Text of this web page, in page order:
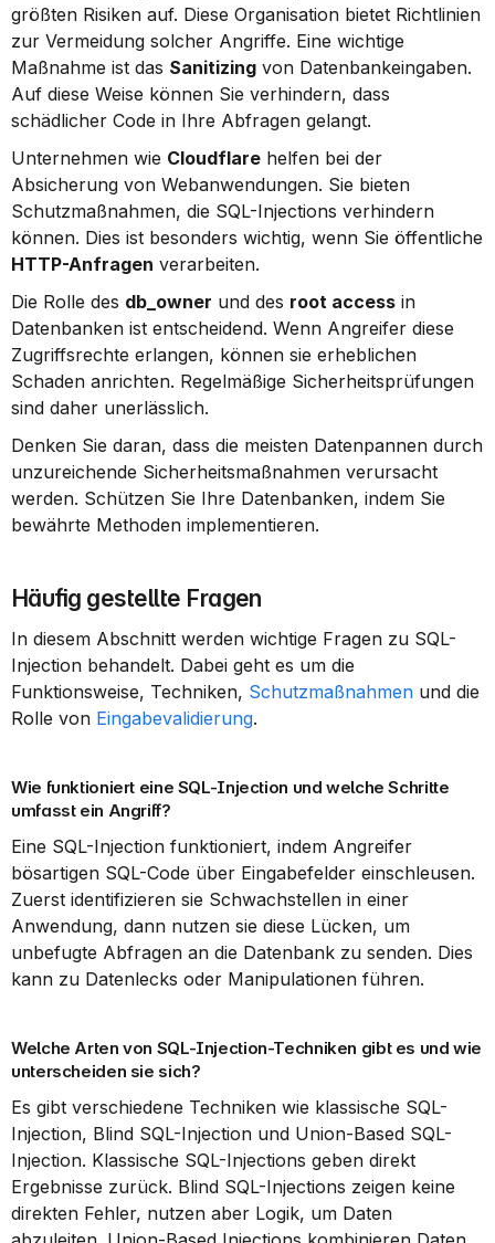
größten Risiken auf. Diese Organisation bietet Richtlinien
zur Vermeidung solcher Angriffe. Eine wichtige
Maßnahme ist das Sanitizing von Datenbankeingaben.
Auf diese Weise können Sie verhindern, dass
schädlicher Code in Ihre Abfragen gelangt.
Unternehmen wie Cloudflare helfen bei der
Absicherung von Webanwendungen. Sie bieten
Schutzmaßnahmen, die SQL-Injections verhindern
HTTP-Anfragen verarbeiten.
Die Rolle des db_owner und des root access in
Datenbanken ist entscheidend. Wenn Angreifer diese
Zugriffsrechte erlangen, können sie erheblichen
Schaden anrichten. Regelmäßige Sicherheitsprüfungen
sind daher unerlässlich.
Denken Sie daran, dass die meisten Datenpannen durch
unzureichende Sicherheitsmaßnahmen verursacht
werden. Schützen Sie Ihre Datenbanken, indem Sie
bewährte Methoden implementieren.
Häufig gestellte Fragen
In diesem Abschnitt werden wichtige Fragen zu SQL-
Injection behandelt. Dabei geht es um die
Funktionsweise, Techniken, Schutzmaßnahmen und die
Rolle von Eingabevalidierung.
Wie funktioniert eine SQL-Injection und welche Schritte
umfasst ein Angriff?
Eine SQL-Injection funktioniert, indem Angreifer
bösartigen SQL-Code über Eingabefelder einschleusen.
Zuerst identifizieren sie Schwachstellen in einer
Anwendung, dann nutzen sie diese Lücken, um
unbefugte Abfragen an die Datenbank zu senden. Dies
kann zu Datenlecks oder Manipulationen führen.
Welche Arten von SQL-Injection-Techniken gibt es und wie
unterscheiden sie sich?
Es gibt verschiedene Techniken wie klassische SQL-
Injection, Blind SQL-Injection und Union-Based SQL-
Injection. Klassische SQL-Injections geben direkt
Ergebnisse zurück. Blind SQL-Injections zeigen keine
direkten Fehler, nutzen aber Logik, um Daten